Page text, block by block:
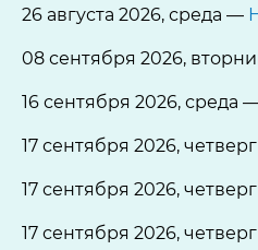
26 августа 2026, среда —
08 сентября 2026,
16 сентября 2026, среда
17 сентября 2026,
17 сентября 2026,
17 сентября 2026,